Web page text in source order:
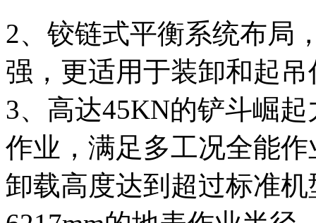
2、铰链式平衡系统布局
强，更适用于装卸和起
3、高达45KN的铲斗崛
作业，满足多工况全能
卸载高度达到超过标准